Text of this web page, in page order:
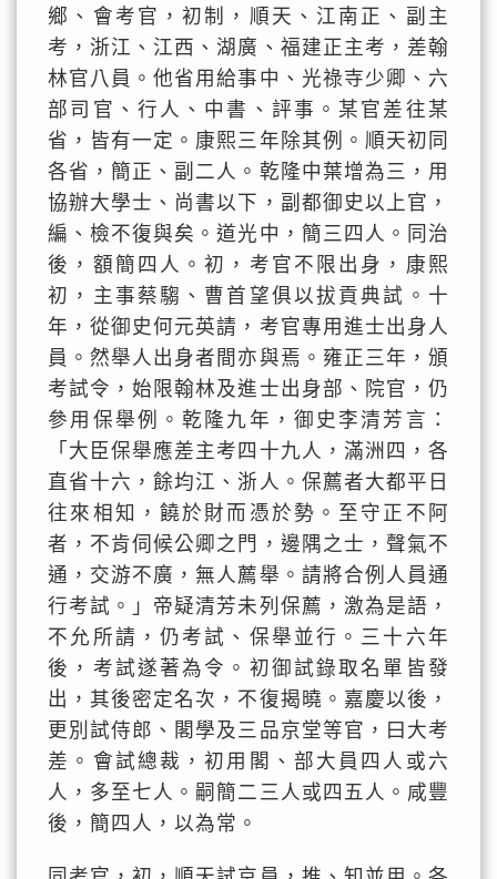
鄉、會考官，初制，順天、江南正、副主
考，浙江、江西、湖廣、福建正主考，差翰
林官八員。他省用給事中、光祿寺少卿、六
部司官、行人、中書、評事。某官差往某
省，皆有一定。康熙三年除其例。順天初同
各省，簡正、副二人。乾隆中葉增為三，用
協辦大學士、尚書以下，副都御史以上官，
編、檢不復與矣。道光中，簡三四人。同治
後，額簡四人。初，考官不限出身，康熙
初，主事蔡騶、曹首望俱以拔貢典試。十
年，從御史何元英請，考官專用進士出身人
員。然舉人出身者間亦與焉。雍正三年，頒
考試令，始限翰林及進士出身部、院官，仍
參用保舉例。乾隆九年，御史李清芳言：
「大臣保舉應差主考四十九人，滿洲四，各
直省十六，餘均江、浙人。保薦者大都平日
往來相知，饒於財而憑於勢。至守正不阿
者，不肯伺候公卿之門，邊隅之士，聲氣不
通，交游不廣，無人薦舉。請將合例人員通
行考試。」帝疑清芳未列保薦，激為是語，
不允所請，仍考試、保舉並行。三十六年
後，考試遂著為令。初御試錄取名單皆發
出，其後密定名次，不復揭曉。嘉慶以後，
更別試侍郎、閣學及三品京堂等官，曰大考
差。會試總裁，初用閣、部大員四人或六
人，多至七人。嗣簡二三人或四五人。咸豐
後，簡四人，以為常。